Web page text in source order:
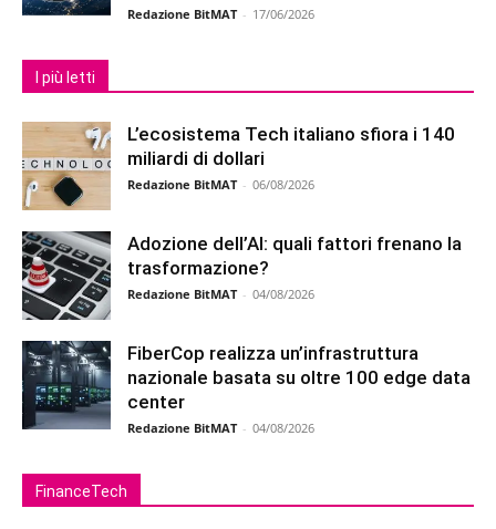
Redazione BitMAT - 17/06/2026
I più letti
L’ecosistema Tech italiano sfiora i 140
miliardi di dollari
Redazione BitMAT - 06/08/2026
Adozione dell’AI: quali fattori frenano la
trasformazione?
Redazione BitMAT - 04/08/2026
FiberCop realizza un’infrastruttura
nazionale basata su oltre 100 edge data
center
Redazione BitMAT - 04/08/2026
FinanceTech